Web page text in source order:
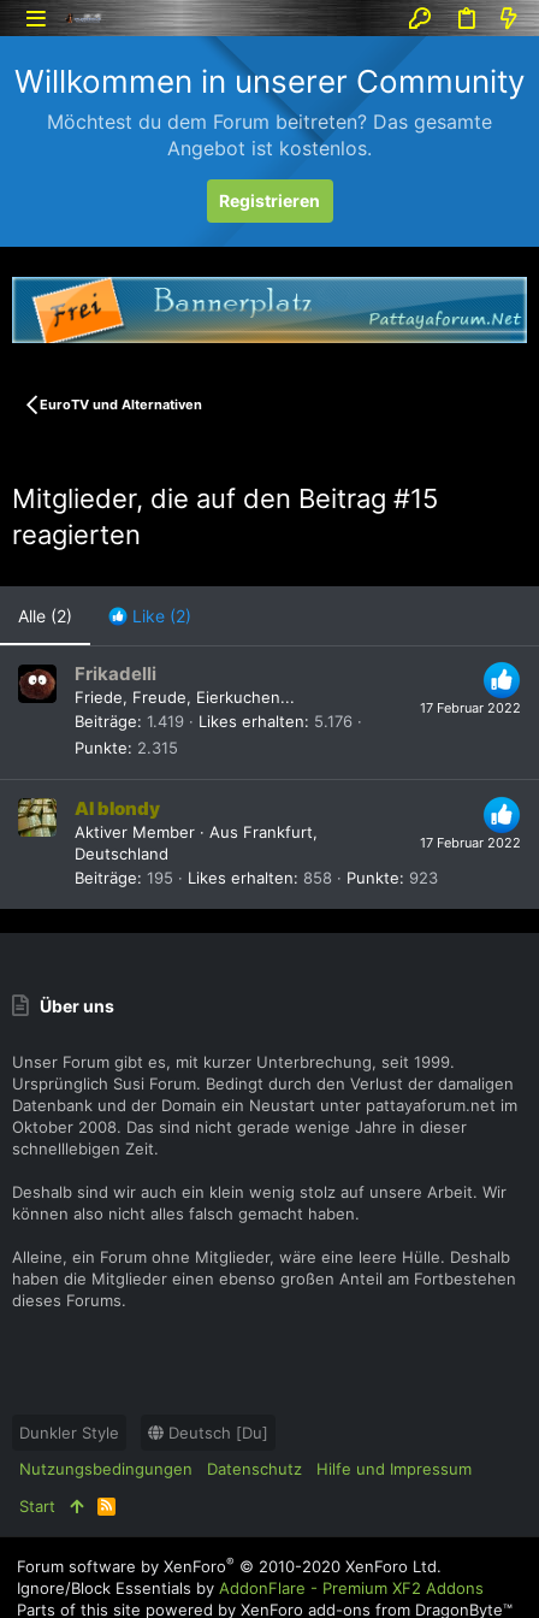
Willkommen in unserer Community
Möchtest du dem Forum beitreten? Das gesamte
Angebot ist kostenlos.
Registrieren
EuroTV und Alternativen
Mitglieder, die auf den Beitrag #15
reagierten
Alle (2) Like (2)
17 Februar 2022
Frikadelli
Friede, Freude, Eierkuchen...
Beiträge 1.419 Likes erhalten
5.176
Punkte
2.315
17 Februar 2022
Al blondy
Aktiver Member · Aus Frankfurt,
Deutschland
Beiträge 195 Likes erhalten 858 Punkte 923
Über uns
Unser Forum gibt es, mit kurzer Unterbrechung, seit 1999.
Ursprünglich Susi Forum. Bedingt durch den Verlust der damaligen
Datenbank und der Domain ein Neustart unter pattayaforum.net im
Oktober 2008. Das sind nicht gerade wenige Jahre in dieser
schnelllebigen Zeit.
Deshalb sind wir auch ein klein wenig stolz auf unsere Arbeit. Wir
können also nicht alles falsch gemacht haben.
Alleine, ein Forum ohne Mitglieder, wäre eine leere Hülle. Deshalb
haben die Mitglieder einen ebenso großen Anteil am Fortbestehen
dieses Forums.
Dunkler Style
Deutsch [Du]
Nutzungsbedingungen
Datenschutz
Hilfe und Impressum
Start
R
S
S
Forum software by XenForo® © 2010-2020 XenForo Ltd.
Ignore/Block Essentials by AddonFlare - Premium XF2 Addons
Parts of this site powered by XenForo add-ons from DragonByte™